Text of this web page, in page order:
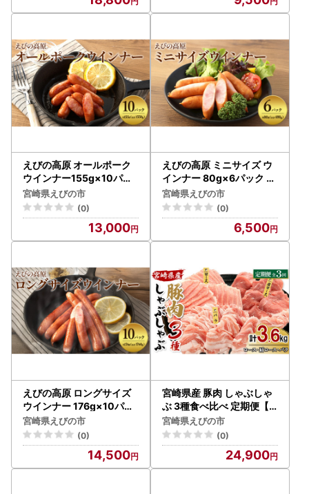
九州 宮崎県 えびの市 送料
無料
えびの高原 オールポーク
ウインナー155g×10パッ
ク 合計 1550g 豚肉 牛肉
人気 おかず お弁当 おつま
み 総菜 冷蔵 加工品 焼肉
ギフト 九州 宮崎県 えびの
市 送料無料
宮崎県えびの市
(0)
13,000
えびの高原 ミニサイズ ウ
インナー 80g×6パック 合
計 480g 豚肉 牛肉 人気 お
かず お弁当 おつまみ 総菜
冷蔵 加工品 焼肉 ギフト 九
州 宮崎県 えびの市 送料無
料
宮崎県えびの市
(0)
6,500
えびの高原 ロングサイズ
ウインナー 176g×10パッ
ク 合計 1760g 豚肉 牛肉
人気 おかず お弁当 おつま
み 総菜 冷蔵 加工品 焼肉
ギフト 九州 宮崎県 えびの
市 送料無料
宮崎県えびの市
(0)
14,500
宮崎県産 豚肉 しゃぶしゃ
ぶ 3種食べ比べ 定期便【
全3回】合計3.6kg (1.2kg
×3回) 真空小分けパック (
ロース・肩ロース・バラ)
宮崎県えびの市
(0)
24,900